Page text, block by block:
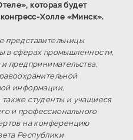
которая будет
конгресс-Холле «Минск».
представительницы
в сферах промышленности,
предпринимательства,
информации,
студенты и учащиеся
и профессионального
на конференцию
Республики